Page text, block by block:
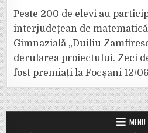
Peste 200 de elevi au
interjudețean de matematică
Gimnazială „Duiliu
derularea proiectului. Zeci
fost premiați la Focșani 12/
MENU